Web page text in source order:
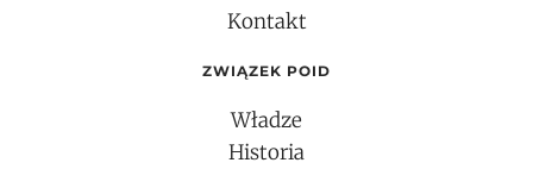
Kontakt
ZWIĄZEK POID
Władze
Historia